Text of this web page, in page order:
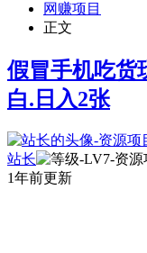
网赚项目
正文
假冒手机吃货
白.日入2张
站长
1年前更新